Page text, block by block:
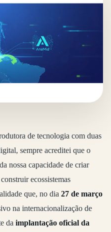
de tecnologia com duas
sempre acreditei que o
nossa capacidade de criar
ecossistemas
que, no dia 27 de março
na internacionalização de
da implantação oficial da